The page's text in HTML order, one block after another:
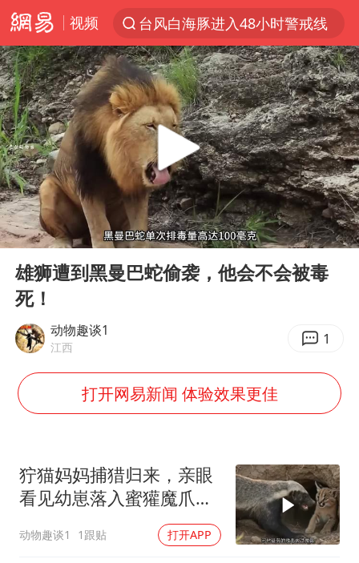
视频
台风白海豚进入48小时警戒线
以“新”破局 首发经济点亮城市消费活力
中方回应是否在太平洋海底开采稀土
宇树科技发行价格150.80元/股
外交部发言人就广岛核爆81周年等答记者问
吉林一“温度计大楼”读数爆表
贵州轮胎子公司获美国退税8136万
台风白海豚影响中国已成定局
我国编制完成新版全月地质图
首次证实！“胶球”存在
80后女柜员逆袭成4200亿银行副行长
多地要求领导干部带头休假
Play
00:00 02:46
雄狮遭到黑曼巴蛇偷袭，他会不会被毒
死！
动物趣谈1
江西 1
打开网易新闻 体验效果更佳
狞猫妈妈捕猎归来，亲眼
看见幼崽落入蜜獾魔爪，
动物趣谈1 1跟贴 打开APP